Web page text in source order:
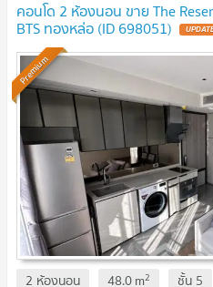
คอนโด 2 ห้องนอน ขาย The
BTS ทองหล่อ (ID 698051)
Premium
2 ห้องนอน 48.0m2 ชั้น 5